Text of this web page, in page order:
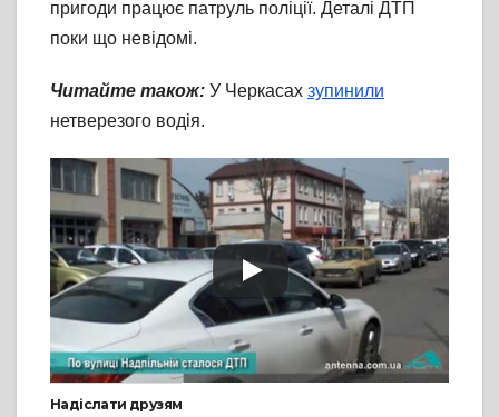
пригоди працює патруль поліції. Деталі ДТП
поки що невідомі.
Читайте також: У Черкасах зупинили
нетверезого водія.
Надіслати друзям